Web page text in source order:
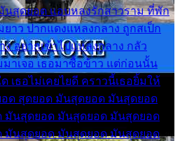
นสุดยอด แอบหลงรักสาวราม ที่พัก
ยาว ปากแดงแหลงกลาง ถูกสเป็ก
ง อยากเข้าไปแหลงกลาง กลัว
าเจอ เธอมาซื้อข้าว แต่ก่อนนั้น
เธอไม่เคยไยดี คราวนี้เธอยิ้มให้
อด สุดยอด มันสุดยอด มันสุดยอด
มันสุดยอด มันสุดยอด มันสุดยอด
มันสุดยอด มันสุดยอด มันสุดยอด